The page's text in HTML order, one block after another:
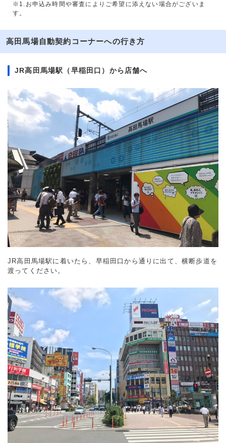
※1.お申込み時間や審査によりご希望に添えない場合がございま
す。
高田馬場自動契約コーナーへの行き方
JR高田馬場駅（早稲田口）から店舗へ
JR高田馬場駅に着いたら、早稲田口から通りに出て、横断歩道を
渡ってください。